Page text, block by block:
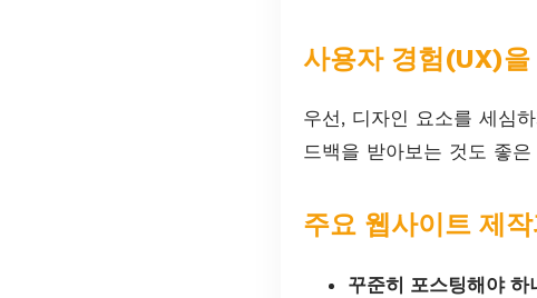
사용자 경험(UX)
우선, 디자인 요소를 세심
드백을 받아보는 것도 좋
주요 웹사이트 제
꾸준히 포스팅해야 하